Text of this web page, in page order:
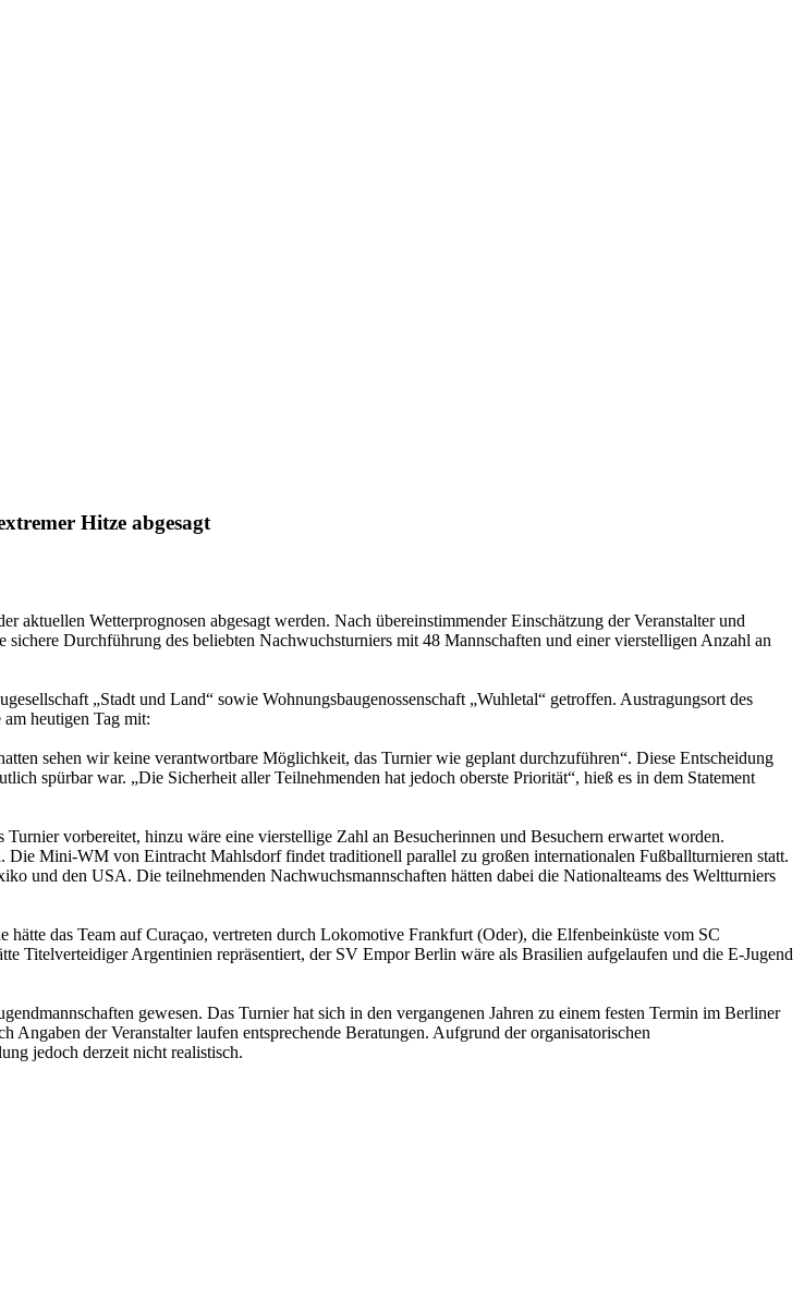
Hitze abgesagt
Wetterprognosen abgesagt werden. Nach übereinstimmender Einschätzung der Veranstalter und
Durchführung des beliebten Nachwuchsturniers mit 48 Mannschaften und einer vierstelligen Anzahl an
„Stadt und Land“ sowie Wohnungsbaugenossenschaft „Wuhletal“ getroffen. Austragungsort des
heutigen Tag mit:
sehen wir keine verantwortbare Möglichkeit, das Turnier wie geplant durchzuführen“. Diese Entscheidung
spürbar war. „Die Sicherheit aller Teilnehmenden hat jedoch oberste Priorität“, hieß es in dem Statement
vorbereitet, hinzu wäre eine vierstellige Zahl an Besucherinnen und Besuchern erwartet worden.
Mini-WM von Eintracht Mahlsdorf findet traditionell parallel zu großen internationalen Fußballturnieren statt.
und den USA. Die teilnehmenden Nachwuchsmannschaften hätten dabei die Nationalteams des Weltturniers
das Team auf Curaçao, vertreten durch Lokomotive Frankfurt (Oder), die Elfenbeinküste vom SC
Titelverteidiger Argentinien repräsentiert, der SV Empor Berlin wäre als Brasilien aufgelaufen und die E-Jugend
gewesen. Das Turnier hat sich in den vergangenen Jahren zu einem festen Termin im Berliner
der Veranstalter laufen entsprechende Beratungen. Aufgrund der organisatorischen
jedoch derzeit nicht realistisch.